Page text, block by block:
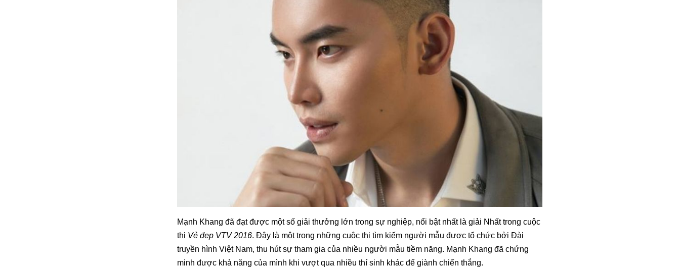
Mạnh Khang đã đạt được một số giải thưởng lớn trong sự nghiệp, nổi bật nhất là giải Nhất trong cuộc
thi Vẻ đẹp VTV 2016. Đây là một trong những cuộc thi tìm kiếm người mẫu được tổ chức bởi Đài
truyền hình Việt Nam, thu hút sự tham gia của nhiều người mẫu tiềm năng. Mạnh Khang đã chứng
minh được khả năng của mình khi vượt qua nhiều thí sinh khác để giành chiến thắng.